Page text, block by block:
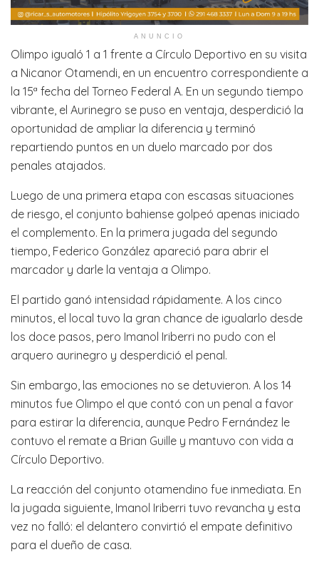
ANUNCIO
Olimpo igualó 1 a 1 frente a Círculo Deportivo en su visita
a Nicanor Otamendi, en un encuentro correspondiente a
la 15ª fecha del Torneo Federal A. En un segundo tiempo
vibrante, el Aurinegro se puso en ventaja, desperdició la
oportunidad de ampliar la diferencia y terminó
repartiendo puntos en un duelo marcado por dos
penales atajados.
Luego de una primera etapa con escasas situaciones
de riesgo, el conjunto bahiense golpeó apenas iniciado
el complemento. En la primera jugada del segundo
tiempo, Federico González apareció para abrir el
marcador y darle la ventaja a Olimpo.
El partido ganó intensidad rápidamente. A los cinco
minutos, el local tuvo la gran chance de igualarlo desde
los doce pasos, pero Imanol Iriberri no pudo con el
arquero aurinegro y desperdició el penal.
Sin embargo, las emociones no se detuvieron. A los 14
minutos fue Olimpo el que contó con un penal a favor
para estirar la diferencia, aunque Pedro Fernández le
contuvo el remate a Brian Guille y mantuvo con vida a
Círculo Deportivo.
La reacción del conjunto otamendino fue inmediata. En
la jugada siguiente, Imanol Iriberri tuvo revancha y esta
vez no falló: el delantero convirtió el empate definitivo
para el dueño de casa.